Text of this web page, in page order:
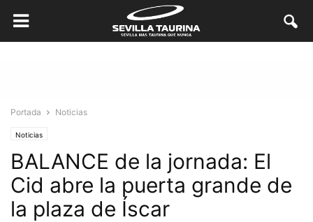
Portada Noticias
Noticias
BALANCE de la jornada: El
Cid abre la puerta grande de
la plaza de Íscar